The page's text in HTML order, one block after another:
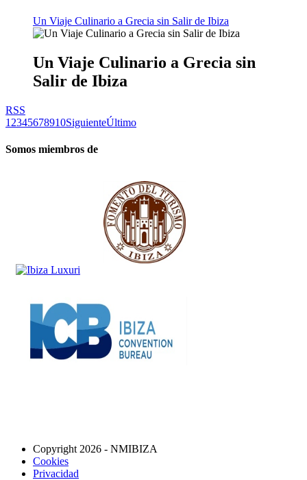
Un Viaje Culinario a Grecia sin Salir de Ibiza
Un Viaje Culinario a Grecia sin
Salir de Ibiza
RSS
1 2345678910SiguienteÚltimo
Somos miembros de
Copyright 2026 - NMIBIZA
Cookies
Privacidad